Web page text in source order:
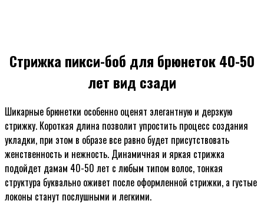
Стрижка пикси-боб для брюнеток 40-50
лет вид сзади
Шикарные брюнетки особенно оценят элегантную и дерзкую
стрижку. Короткая длина позволит упростить процесс создания
укладки, при этом в образе все равно будет присутствовать
женственность и нежность. Динамичная и яркая стрижка
подойдет дамам 40-50 лет с любым типом волос, тонкая
структура буквально оживет после оформленной стрижки, а густые
локоны станут послушными и легкими.